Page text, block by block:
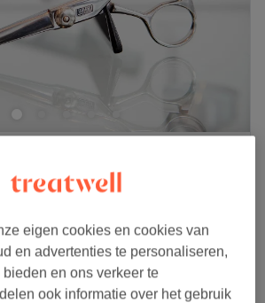
Laat zien op de kaart
eigen cookies en cookies van
en advertenties te personaliseren,
en ons verkeer te
ook informatie over het gebruik